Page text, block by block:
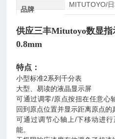
品牌
MITUTOYO/
供应三丰Mitutoyo数显指
0.8mm
特点：
小型标准2系列千分表
大型、易读的液晶显示屏
可通过调零/原点按扭在任意心
回到原点位置并显示距离原点的
可通过调节心轴上/下移动进
能。